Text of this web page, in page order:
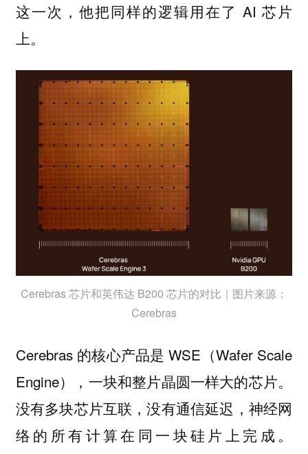
这一次，他把同样的逻辑用在了 AI 芯片
上。
Cerebras 芯片和英伟达 B200 芯片的对比｜图片来源：
Cerebras
Cerebras 的核心产品是 WSE（Wafer Scale
Engine），一块和整片晶圆一样大的芯片。
没有多块芯片互联，没有通信延迟，神经网
络的所有计算在同一块硅片上完成。